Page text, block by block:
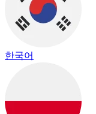
한국어